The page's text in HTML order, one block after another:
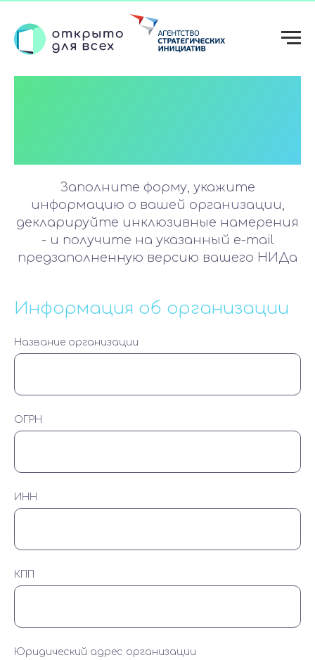
Форма генерации
Заполните форму, укажите
информацию о вашей организации,
декларируйте инклюзивные намерения
- и получите на указанный e-mail
предзаполненную версию вашего НИДа
Информация об организации
Название организации
ОГРН
ИНН
КПП
Юридический адрес организации